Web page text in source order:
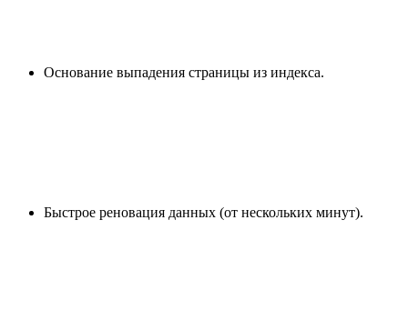
Основание выпадения страницы из индекса.
Быстрое реновация данных (от нескольких минут).